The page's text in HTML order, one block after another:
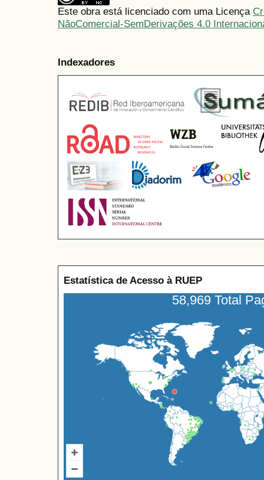
Este obra está licenciado com uma Licença
NãoComercial-SemDerivações 4.0
Indexadores
Estatística de Acesso à RUEP
58,969 Total